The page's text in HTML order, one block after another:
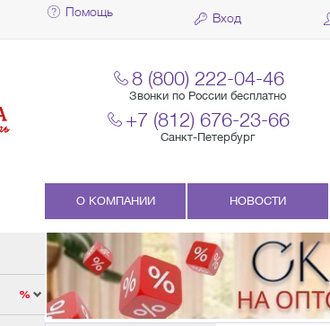
Помощь Вход
8 (800) 222-04-46
Звонки по России бесплатно
+7 (812) 676-23-66
Санкт-Петербург
О КОМПАНИИ НОВОСТИ